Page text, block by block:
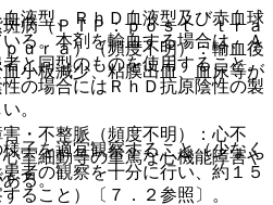
液型、ＲｈＤ血液型及び赤血球
る。本剤を輸血する場合は、Ａ
と同型のものを使用すること。
の場合にはＲｈＤ抗原陰性の製
。
子を適宜観察すること（少なく
者の観察を十分に行い、約１５
ること）〔７．２参照〕。
病（ＰＴＰ：ｐｏｓｔ ｔｒａ
ｕｒａ）（頻度不明）：輸血後
小板減少、粘膜出血、血尿等が
・不整脈（頻度不明）：心不
室細動等の重篤な心機能障害や
る。